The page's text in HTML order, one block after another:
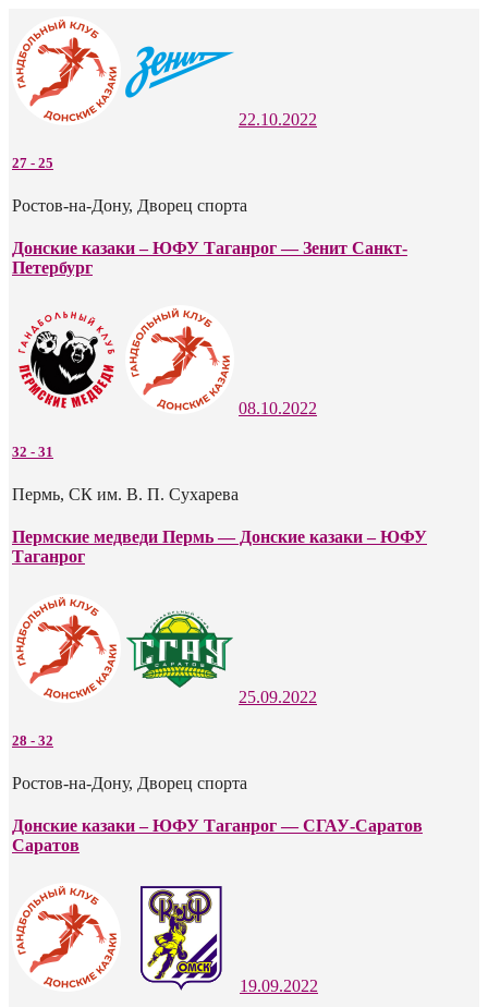
22.10.2022
27 - 25
Ростов-на-Дону, Дворец спорта
Донские казаки – ЮФУ Таганрог — Зенит Санкт-
Петербург
08.10.2022
32 - 31
Пермь, СК им. В. П. Сухарева
Пермские медведи Пермь — Донские казаки – ЮФУ
Таганрог
25.09.2022
28 - 32
Ростов-на-Дону, Дворец спорта
Донские казаки – ЮФУ Таганрог — СГАУ-Саратов
Саратов
19.09.2022